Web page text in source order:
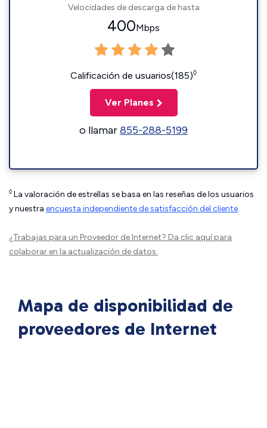
Velocidades de descarga de hasta
400Mbps
Calificación de usuarios(185)◊
Ver Planes
o llamar855-288-5199
◊ La valoración de estrellas se basa en las reseñas de los usuarios
y nuestra encuesta independiente de satisfacción del cliente.
¿Trabajas para un Proveedor de Internet? Da clic aquípara
colaborar en la actualización de datos.
Mapa de disponibilidad de
proveedores de Internet